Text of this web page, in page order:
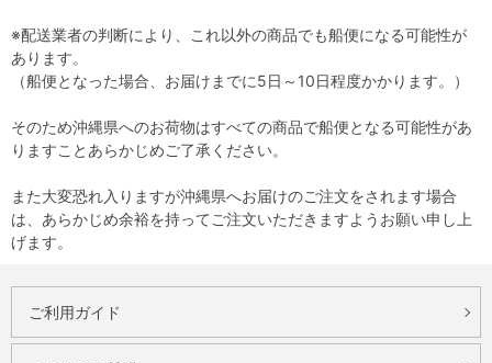
※配送業者の判断により、これ以外の商品でも船便になる可能性が
あります。
（船便となった場合、お届けまでに5日～10日程度かかります。）
そのため沖縄県へのお荷物はすべての商品で船便となる可能性があ
りますことあらかじめご了承ください。
また大変恐れ入りますが沖縄県へお届けのご注文をされます場合
は、あらかじめ余裕を持ってご注文いただきますようお願い申し上
げます。
ご利用ガイド